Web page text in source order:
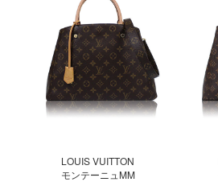
LOUIS VUITTON
モンテーニュMM